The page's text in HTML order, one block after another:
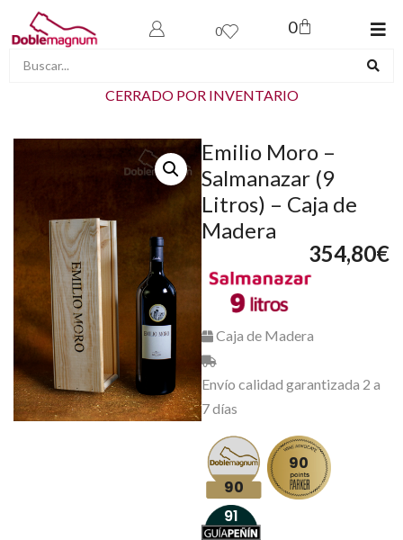
0 0
CERRADO POR INVENTARIO
Emilio Moro –
Salmanazar (9
Litros) – Caja de
Madera
354,80€
Caja de Madera
Envío calidad garantizada 2 a
7 días
90
90
91